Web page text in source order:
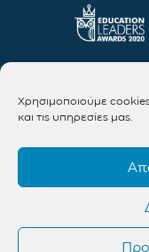
Χρησιμοποιούμε
και τις υπηρεσίες μας.